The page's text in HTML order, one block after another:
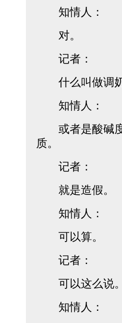
知情人：
对。
记者：
什么叫做调
知情人：
或者是酸碱度
质。
记者：
就是造假。
知情人：
可以算。
记者：
可以这么说。
知情人：